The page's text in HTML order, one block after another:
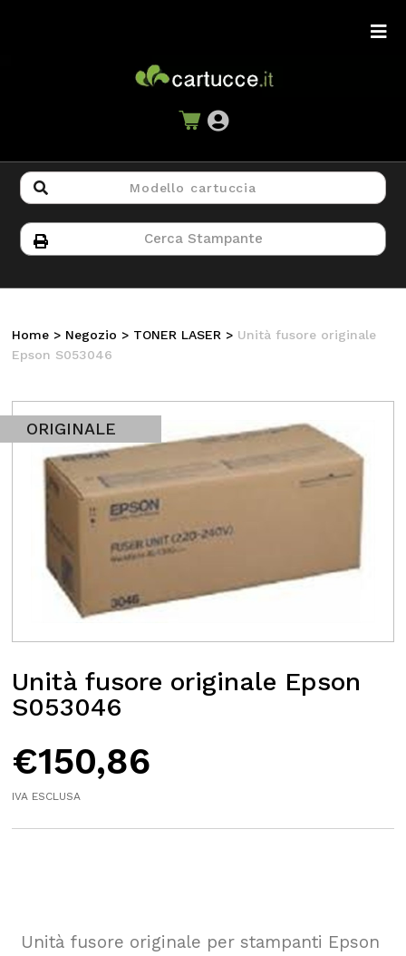
Home > Negozio > TONER LASER > Unità fusore originale
Epson S053046
ORIGINALE
Unità fusore originale Epson
S053046
€150,86
IVA ESCLUSA
Unità fusore originale per stampanti Epson